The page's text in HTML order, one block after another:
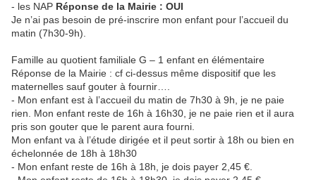
- les NAP Réponse de la Mairie : OUI
Je n’ai pas besoin de pré-inscrire mon enfant pour l’accueil du
matin (7h30-9h).
Famille au quotient familiale G – 1 enfant en élémentaire
Réponse de la Mairie : cf ci-dessus même dispositif que les
maternelles sauf gouter à fournir….
- Mon enfant est à l’accueil du matin de 7h30 à 9h, je ne paie
rien. Mon enfant reste de 16h à 16h30, je ne paie rien et il aura
pris son gouter que le parent aura fourni.
Mon enfant va à l’étude dirigée et il peut sortir à 18h ou bien en
échelonnée de 18h à 18h30
- Mon enfant reste de 16h à 18h, je dois payer 2,45 €.